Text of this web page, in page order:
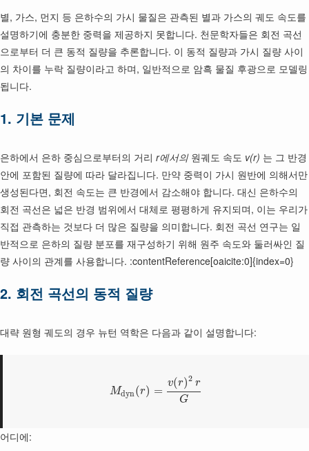
별, 가스, 먼지 등 은하수의 가시 물질은 관측된 별과 가스의 궤도 속도를
설명하기에 충분한 중력을 제공하지 못합니다. 천문학자들은 회전 곡선
으로부터 더 큰 동적 질량을 추론합니다. 이 동적 질량과 가시 질량 사이
의 차이를 누락 질량이라고 하며, 일반적으로 암흑 물질 후광으로 모델링
됩니다.
1. 기본 문제
은하에서 은하 중심으로부터의 거리 r에서의원궤도 속도 v(r) 는 그 반경
안에 포함된 질량에 따라 달라집니다. 만약 중력이 가시 원반에 의해서만
생성된다면, 회전 속도는 큰 반경에서 감소해야 합니다. 대신 은하수의
회전 곡선은 넓은 반경 범위에서 대체로 평평하게 유지되며, 이는 우리가
직접 관측하는 것보다 더 많은 질량을 의미합니다. 회전 곡선 연구는 일
반적으로 은하의 질량 분포를 재구성하기 위해 원주 속도와 둘러싸인 질
량 사이의 관계를 사용합니다. :contentReference[oaicite:0]{index=0}
2. 회전 곡선의 동적 질량
대략 원형 궤도의 경우 뉴턴 역학은 다음과 같이 설명합니다:
Mdyn (r) =
v(r)2 r
G
어디에: